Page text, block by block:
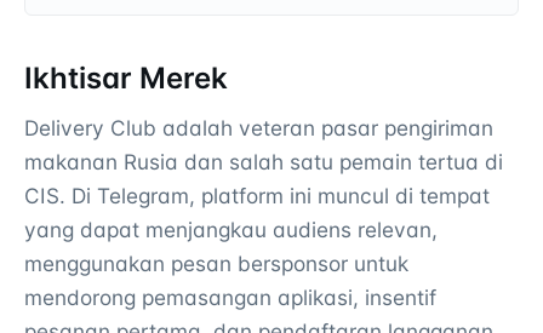
Ikhtisar Merek
Delivery Club adalah veteran pasar pengiriman
makanan Rusia dan salah satu pemain tertua di
CIS. Di Telegram, platform ini muncul di tempat
yang dapat menjangkau audiens relevan,
menggunakan pesan bersponsor untuk
mendorong pemasangan aplikasi, insentif